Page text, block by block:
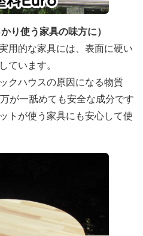
り使う家具の味方に）
用的な家具には、表面に硬い
ています。
クハウスの原因になる物質
が一舐めても安全な成分です
トが使う家具にも安心して使